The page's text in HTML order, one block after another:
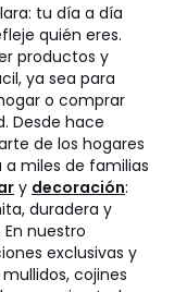
tu día a día
quién eres.
productos y
ya sea para
o comprar
Desde hace
de los hogares
a miles de familias
y decoración:
duradera y
nuestro
exclusivas y
cojines